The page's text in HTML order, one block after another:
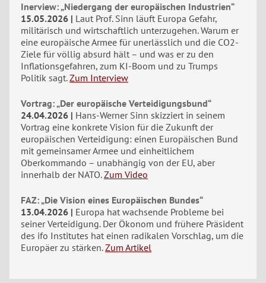
Inerview: „Niedergang der europäischen Industrien“
15.05.2026
Laut Prof. Sinn läuft Europa Gefahr,
militärisch und wirtschaftlich unterzugehen. Warum er
eine europäische Armee für unerlässlich und die CO2-
Ziele für völlig absurd hält – und was er zu den
Inflationsgefahren, zum KI-Boom und zu Trumps
Politik sagt. Zum Interview
Vortrag: „Der europäische Verteidigungsbund“
24.04.2026
Hans-Werner Sinn skizziert in seinem
Vortrag eine konkrete Vision für die Zukunft der
europäischen Verteidigung: einen Europäischen Bund
mit gemeinsamer Armee und einheitlichem
Oberkommando – unabhängig von der EU, aber
innerhalb der NATO. Zum Video
FAZ: „Die Vision eines Europäischen Bundes“
13.04.2026
Europa hat wachsende Probleme bei
seiner Verteidigung. Der Ökonom und frühere Präsident
des ifo Institutes hat einen radikalen Vorschlag, um die
Europäer zu stärken. Zum Artikel